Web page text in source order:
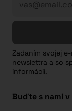
Zadaním svojej
newslettra a so
informácií.
Buďte s nami